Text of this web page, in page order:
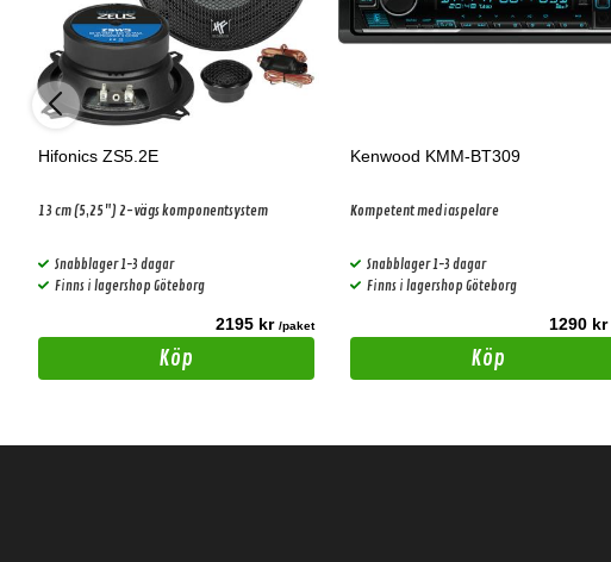
Hifonics ZS5.2E
13 cm (5,25") 2-vägs komponentsystem
Snabblager 1-3 dagar
Finns i lagershop Göteborg
2195 kr /paket
Köp
Kenwood KMM-BT309
Kompetent mediaspelare
Snabblager 1-3 dagar
Finns i lagershop Göteborg
1290 kr
Köp